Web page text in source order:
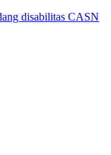
disabilitas CASN